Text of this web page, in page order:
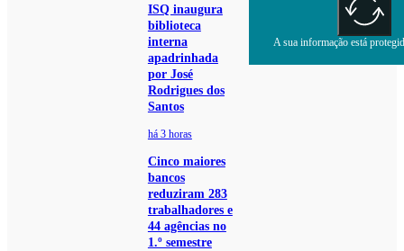
ISQ inaugura
biblioteca
interna
apadrinhada
por José
Rodrigues dos
Santos
há 3 horas
Cinco maiores
bancos
reduziram 283
trabalhadores e
44 agências no
1.º semestre
A sua informação está